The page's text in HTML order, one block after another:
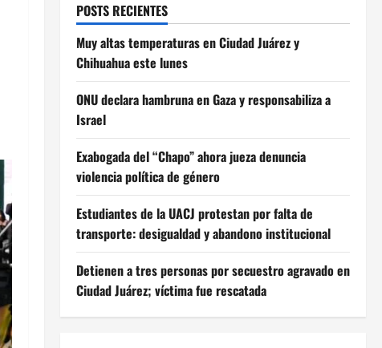
POSTS RECIENTES
Muy altas temperaturas en Ciudad Juárez y
Chihuahua este lunes
ONU declara hambruna en Gaza y responsabiliza a
Israel
Exabogada del “Chapo” ahora jueza denuncia
violencia política de género
Estudiantes de la UACJ protestan por falta de
transporte: desigualdad y abandono institucional
Detienen a tres personas por secuestro agravado en
Ciudad Juárez; víctima fue rescatada